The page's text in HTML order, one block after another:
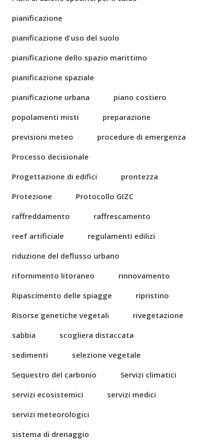
pianificazione
pianificazione d'uso del suolo
pianificazione dello spazio marittimo
pianificazione spaziale
pianificazione urbana
piano costiero
popolamenti misti
preparazione
previsioni meteo
procedure di emergenza
Processo decisionale
Progettazione di edifici
prontezza
Protezione
Protocollo GIZC
raffreddamento
raffrescamento
reef artificiale
regulamenti edilizi
riduzione del deflusso urbano
rifornimento litoraneo
rinnovamento
Ripascimento delle spiagge
ripristino
Risorse genetiche vegetali
rivegetazione
sabbia
scogliera distaccata
sedimenti
selezione vegetale
Sequestro del carbonio
Servizi climatici
servizi ecosistemici
servizi medici
servizi meteorologici
sistema di drenaggio